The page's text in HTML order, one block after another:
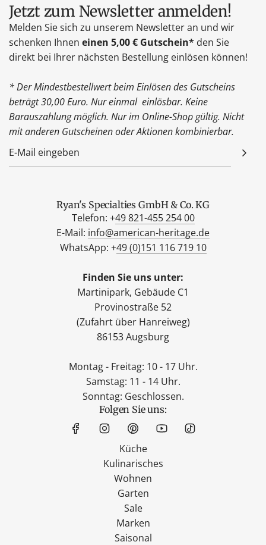
Jetzt zum Newsletter anmelden!
Melden Sie sich zu unserem Newsletter an und wir
schenken Ihnen einen 5,00 € Gutschein* den Sie
direkt bei Ihrer nächsten Bestellung einlösen können!
* Der Mindestbestellwert beim Einlösen des Gutscheins
beträgt 30,00 Euro. Nur einmal einlösbar. Keine
Barauszahlung möglich. Nur im Online-Shop gültig. Nicht
mit anderen Gutscheinen oder Aktionen kombinierbar.
Ryan's Specialties GmbH & Co. KG
Telefon: +49 821-455 254 00
E-Mail: info@american-heritage.de
WhatsApp: +49 (0)151 116 719 10
Finden Sie uns unter:
Martinipark, Gebäude C1
Provinostraße 52
(Zufahrt über Hanreiweg)
86153 Augsburg
Montag - Freitag: 10 - 17 Uhr.
Samstag: 11 - 14 Uhr.
Sonntag: Geschlossen.
Folgen Sie uns:
Küche
Kulinarisches
Wohnen
Garten
Sale
Marken
Saisonal